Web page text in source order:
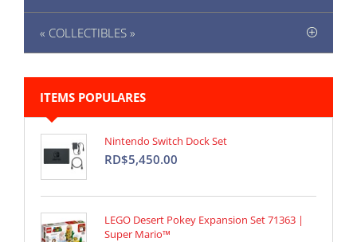
« COLLECTIBLES »
ITEMS POPULARES
Nintendo Switch Dock Set
RD$5,450.00
LEGO Desert Pokey Expansion Set 71363 |
Super Mario™